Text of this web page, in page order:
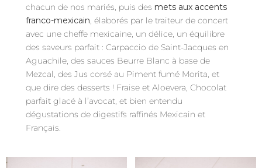
chacun de nos mariés, puis des mets aux accents
franco-mexicain, élaborés par le traiteur de concert
avec une cheffe mexicaine, un délice, un équilibre
des saveurs parfait : Carpaccio de Saint-Jacques en
Aguachile, des sauces Beurre Blanc à base de
Mezcal, des Jus corsé au Piment fumé Morita, et
que dire des desserts ! Fraise et Aloevera, Chocolat
parfait glacé à l’avocat, et bien entendu
dégustations de digestifs raffinés Mexicain et
Français.